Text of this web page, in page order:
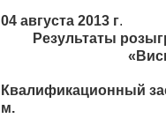
04 августа 2013 г.
Результаты
Квалификационный
м.